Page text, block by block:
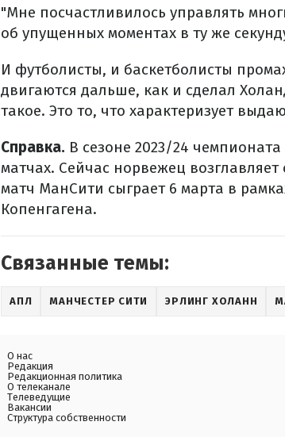
"Мне посчастливилось управлять
об упущенных моментах в ту же
И футболисты, и баскетболисты
двигаются дальше, как и сделал
такое. Это то, что характеризует
Справка. В сезоне 2023/24
матчах. Сейчас норвежец
матч МанСити сыграет 6 марта в
Копенгагена.
Связанные темы:
АПЛ МАНЧЕСТЕР СИТИ ЭРЛИНГ ХОЛАНН
О нас
Редакция
Редакционная политика
О телеканале
Телеведущие
Вакансии
Структура собственности